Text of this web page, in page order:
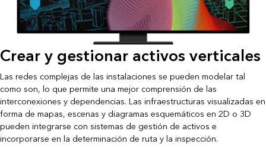
Crear y gestionar activos verticales
Las redes complejas de las instalaciones se pueden modelar tal
como son, lo que permite una mejor comprensión de las
interconexiones y dependencias. Las infraestructuras visualizadas en
forma de mapas, escenas y diagramas esquemáticos en 2D o 3D
pueden integrarse con sistemas de gestión de activos e
incorporarse en la determinación de ruta y la inspección.